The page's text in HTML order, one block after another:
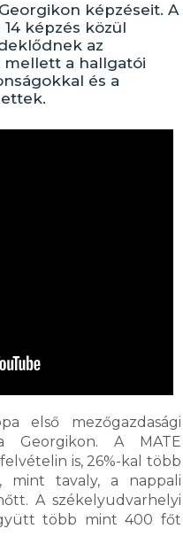
képzéseit. A
képzés közül
az
mellett a hallgatói
és a
első mezőgazdasági
Georgikon. A MATE
is, 26%-kal több
mint tavaly, a nappali
A székelyudvarhelyi
több mint 400 főt